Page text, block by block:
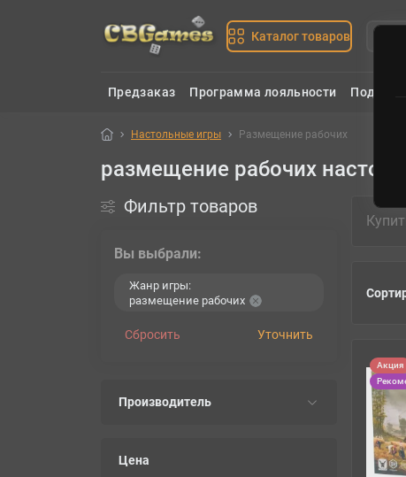
Каталог товаров
Предзаказ Программа лояльности
Настольные игры Размещение рабочих
размещение рабочих
Фильтр товаров
Вы выбрали:
Жанр игры:
размещение рабочих
Сбросить Уточнить
Производитель
Цена
Акция